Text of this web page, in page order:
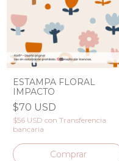
ESTAMPA FLORAL
IMPACTO
$70 USD
$56 USD con Transferencia
bancaria